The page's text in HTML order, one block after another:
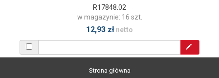
R17848.02
w magazynie: 16 szt.
12,93 zł netto
Strona główna